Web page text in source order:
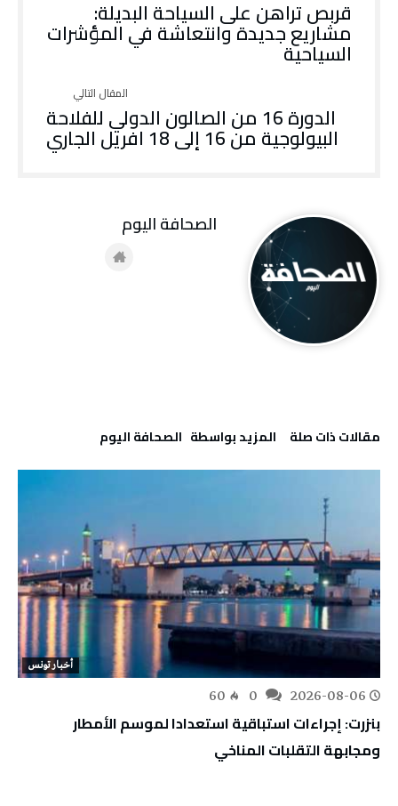
قربص تراهن على السياحة البديلة:
مشاريع جديدة وانتعاشة في المؤشرات
السياحية
الدورة 16 من الصالون الدولي للفلاحة
البيولوجية من 16 إلى 18 افريل الجاري
‫مقالات ذات صلة‬ ‫‫المزيد بواسطة‬ ‬ ‭ ‬الصحافة‭ ‬اليوم
أخبار تونس
2026-08-06
60
بنزرت: إجراءات استباقية استعدادا لموسم الأمطار
ومجابهة التقلبات المناخي